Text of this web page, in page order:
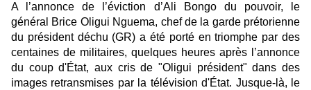
A l’annonce de l’éviction d’Ali Bongo du pouvoir, le
général Brice Oligui Nguema, chef de la garde prétorienne
du président déchu (GR) a été porté en triomphe par des
centaines de militaires, quelques heures après l’annonce
du coup d'État, aux cris de "Oligui président" dans des
images retransmises par la télévision d'État. Jusque-là, le